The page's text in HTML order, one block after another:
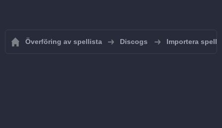
Överföring av spellista Discogs Importera